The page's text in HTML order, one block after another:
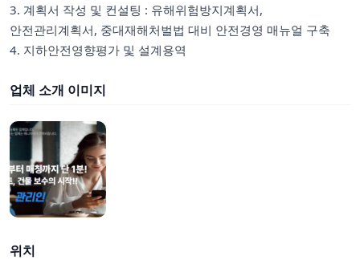
3. 계획서 작성 및 컨설팅 : 유해위험방지계획서,
안전관리계획서, 중대재해처벌법 대비 안전경영 매뉴얼 구축
4. 지하안전영향평가 및 설계용역
업체 소개 이미지
위치